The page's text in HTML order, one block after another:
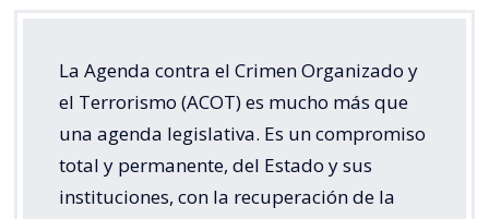
La Agenda contra el Crimen Organizado y
el Terrorismo (ACOT) es mucho más que
una agenda legislativa. Es un compromiso
total y permanente, del Estado y sus
instituciones, con la recuperación de la